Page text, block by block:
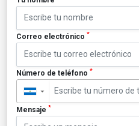
Correo electrónico *
Número de teléfono *
▼
Mensaje *